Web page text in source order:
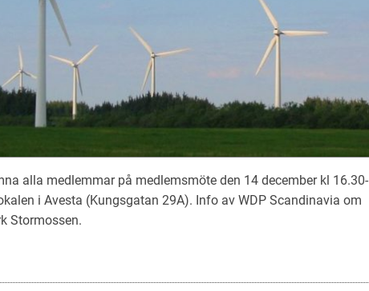
alla medlemmar på medlemsmöte den 14 december kl 16.30-
i Avesta (Kungsgatan 29A). Info av WDP Scandinavia om
Stormossen.